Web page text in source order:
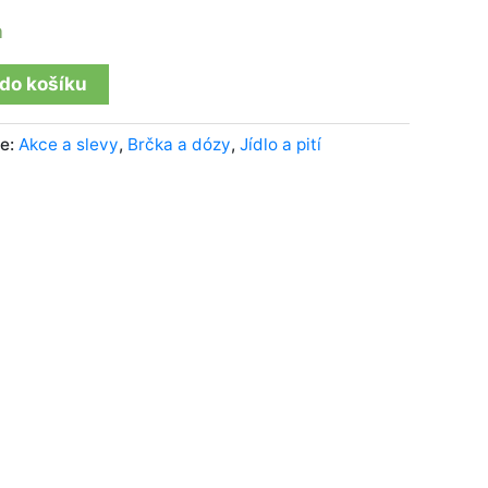
košíku
Akce a slevy, Brčka a dózy, Jídlo a pití